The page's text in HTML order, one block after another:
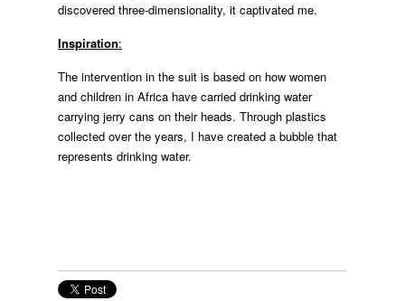
discovered three-dimensionality, it captivated me.
Inspiration:
The intervention in the suit is based on how women
and children in Africa have carried drinking water
carrying jerry cans on their heads. Through plastics
collected over the years, I have created a bubble that
represents drinking water.